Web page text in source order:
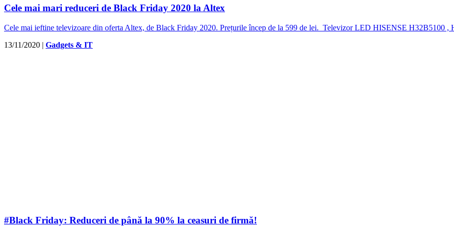
Cele mai mari reduceri de Black Friday 2020 la Altex
Cele mai ieftine televizoare din oferta Altex, de Black Friday 2020. Prețurile încep de la 599 de lei. Televizor LED HISENSE H32B5100
13/11/2020 | Gadgets & IT
#Black Friday: Reduceri de până la 90% la ceasuri de firmă!